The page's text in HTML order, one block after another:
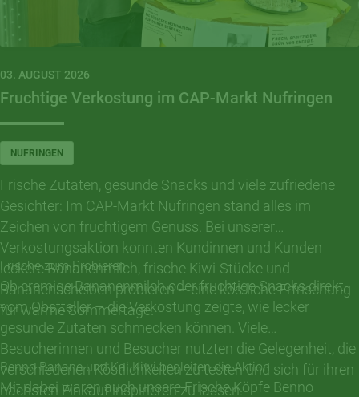
03. AUGUST 2026
Fruchtige Verkostung im CAP-Markt Nufringen
NUFRINGEN
Frische Zutaten, gesunde Snacks und viele zufriedene
Gesichter: Im CAP-Markt Nufringen stand alles im
Zeichen von fruchtigem Genuss. Bei unserer
Verkostungsaktion konnten Kundinnen und Kunden
leckere Bananenmilch, frische Kiwi-Stücke und
Bananenscheiben probieren – eine köstliche Erfrischung
für warme Sommertage.
Frische zum Probieren
Ob cremige Bananenmilch oder fruchtige Snacks direkt
vom Obstteller – die Verkostung zeigte, wie lecker
gesunde Zutaten schmecken können. Viele
Besucherinnen und Besucher nutzten die Gelegenheit, die
verschiedenen Köstlichkeiten zu testen und sich für ihren
nächsten Einkauf inspirieren zu lassen.
Benno Banane und Kai Kiwi begleiten die Aktion
Mit dabei waren auch unsere Frische Köpfe Benno